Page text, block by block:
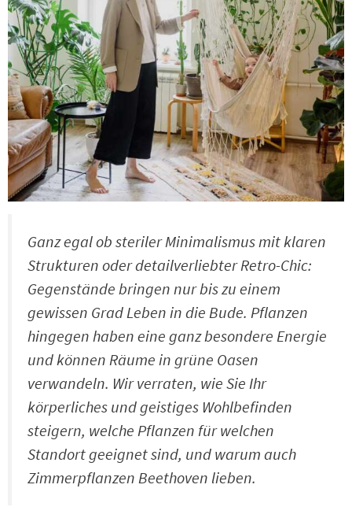
Ganz egal ob steriler Minimalismus mit klaren
Strukturen oder detailverliebter Retro-Chic:
Gegenstände bringen nur bis zu einem
gewissen Grad Leben in die Bude. Pflanzen
hingegen haben eine ganz besondere Energie
und können Räume in grüne Oasen
verwandeln. Wir verraten, wie Sie Ihr
körperliches und geistiges Wohlbefinden
steigern, welche Pflanzen für welchen
Standort geeignet sind, und warum auch
Zimmerpflanzen Beethoven lieben.